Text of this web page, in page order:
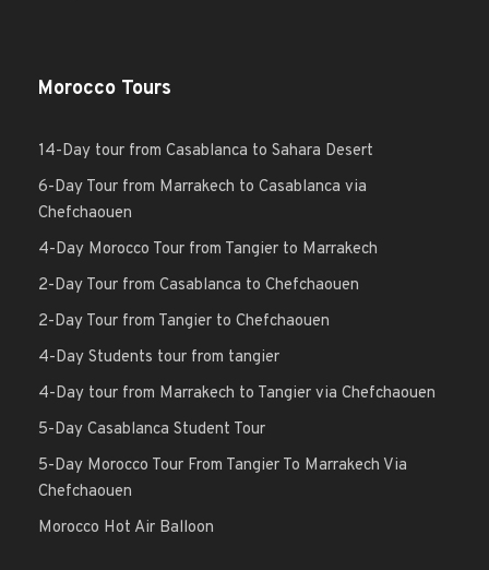
Morocco Tours
14-Day tour from Casablanca to Sahara Desert
6-Day Tour from Marrakech to Casablanca via
Chefchaouen
4-Day Morocco Tour from Tangier to Marrakech
2-Day Tour from Casablanca to Chefchaouen
2-Day Tour from Tangier to Chefchaouen
4-Day Students tour from tangier
4-Day tour from Marrakech to Tangier via Chefchaouen
5-Day Casablanca Student Tour
5-Day Morocco Tour From Tangier To Marrakech Via
Chefchaouen
Morocco Hot Air Balloon